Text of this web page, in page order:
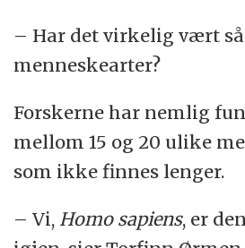
– Har det virkelig vært
menneskearter?
Forskerne har nemlig
mellom 15 og 20 ulike
som ikke finnes lenger.
– Vi, Homo sapiens, er